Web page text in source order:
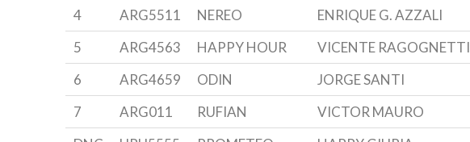
4
ARG5511 NEREO ENRIQUE G. AZZALI
5
ARG4563 HAPPY HOUR VICENTE RAGOGNETTI
6
ARG4659 ODIN JORGE SANTI
7
ARG011 RUFIAN VICTOR MAURO